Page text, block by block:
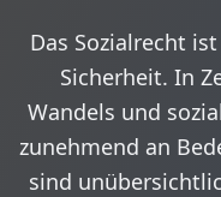
Das Sozialrecht
Sicherheit. In
Wandels und
zunehmend an
sind